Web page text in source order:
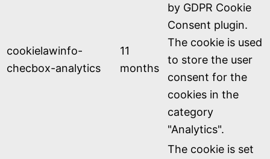
cookielawinfo-
checbox-analytics
11
months
by GDPR Cookie
Consent plugin.
The cookie is used
to store the user
consent for the
cookies in the
category
"Analytics".
The cookie is set